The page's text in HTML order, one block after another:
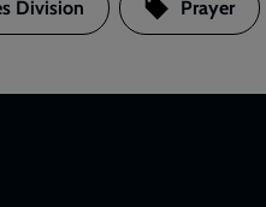
Division Prayer